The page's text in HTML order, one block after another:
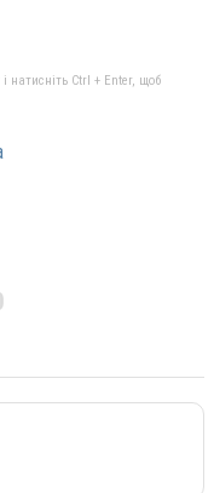
натисніть Ctrl + Enter, щоб